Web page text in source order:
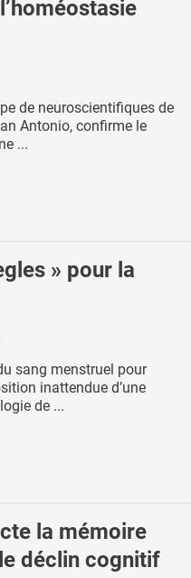
de neuroscientifiques de
Antonio, confirme le
...
» pour la
sang menstruel pour
inattendue d’une
de ...
la mémoire
déclin cognitif